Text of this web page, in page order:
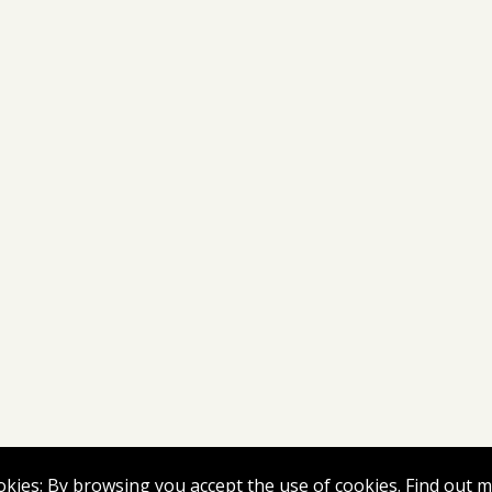
By browsing you accept the use of cookies. Find out